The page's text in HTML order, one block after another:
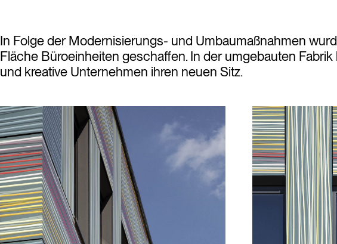
In Folge der Modernisierungs- und Umbaumaßnahmen
Fläche Büroeinheiten geschaffen. In der umgebauten
und kreative Unternehmen ihren neuen Sitz.